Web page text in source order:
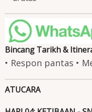
Bincang Tarikh &
• Respon pantas •
ATUCARA